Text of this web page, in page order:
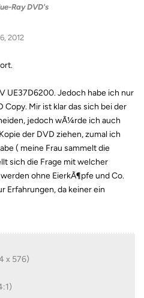
Ray DVD's
2012
UE37D6200. Jedoch habe ich nur
Mir ist klar das sich bei der
jedoch wÃ¼rde ich auch
der DVD ziehen, zumal ich
( meine Frau sammelt die
sich die Frage mit welcher
ohne EierkÃ¶pfe und Co.
Erfahrungen, da keiner ein
x 576)